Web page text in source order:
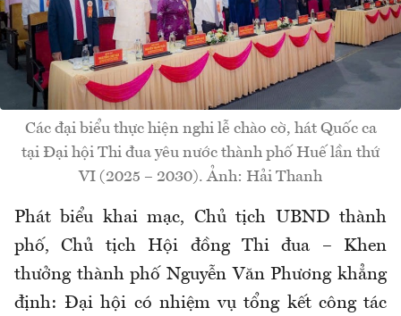
Các đại biểu thực hiện nghi lễ chào cờ, hát Quốc ca
tại Đại hội Thi đua yêu nước thành phố Huế lần thứ
VI (2025 – 2030). Ảnh: Hải Thanh
Phát biểu khai mạc, Chủ tịch UBND thành
phố, Chủ tịch Hội đồng Thi đua – Khen
thưởng thành phố Nguyễn Văn Phương khẳng
định: Đại hội có nhiệm vụ tổng kết công tác